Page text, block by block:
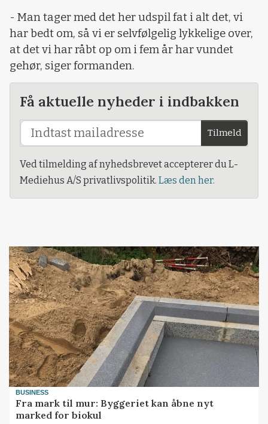
- Man tager med det her udspil fat i alt det, vi
har bedt om, så vi er selvfølgelig lykkelige over,
at det vi har råbt op om i fem år har vundet
gehør, siger formanden.
Få aktuelle nyheder i indbakken
Tilmeld
Ved tilmelding af nyhedsbrevet accepterer du L-
Mediehus A/S privatlivspolitik. Læs den her.
BUSINESS
Fra mark til mur: Byggeriet kan åbne nyt
marked for biokul